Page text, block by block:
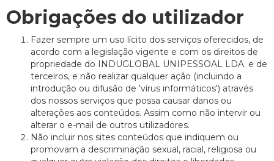
Obrigações do utilizador
Fazer sempre um uso lícito dos serviços oferecidos, de
acordo com a legislação vigente e com os direitos de
propriedade do INDUGLOBAL UNIPESSOAL LDA. e de
terceiros, e não realizar qualquer ação (incluindo a
introdução ou difusão de 'vírus informáticos') através
dos nossos serviços que possa causar danos ou
alterações aos conteúdos. Assim como não intervir ou
alterar o e-mail de outros utilizadores.
Não incluir nos sites conteúdos que indiquem ou
promovam a descriminação sexual, racial, religiosa ou